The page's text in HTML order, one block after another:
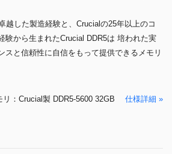
越した製造経験と、Crucialの25年以上のコ
験から生まれたCrucial DDR5は 培われた実
スと信頼性に自信をもって提供できるメモリ
リ：Crucial製 DDR5-5600 32GB 仕様詳細 »